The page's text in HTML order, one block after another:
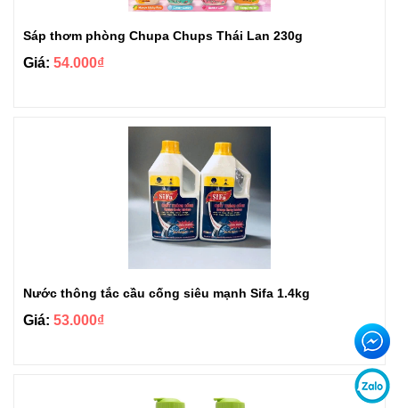
Sáp thơm phòng Chupa Chups Thái Lan 230g
Giá: 54.000₫
Nước thông tắc cầu cống siêu mạnh Sifa 1.4kg
Giá: 53.000₫